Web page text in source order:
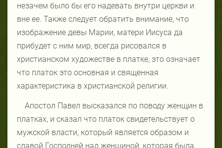
незачем было бы его надевать внутри церкви и
вне ее. Также следует обратить внимание, что
изображение девы Марии, матери Иисуса да
прибудет с ним мир, всегда рисовался в
христианском художестве в платке, это означает
что платок это основная и священная
характеристика в христианской религии.
Апостол Павел высказался по поводу женщин в
платках, и сказал что платок свидетельствует о
мужской власти, который является образом и
славой Господней над женщиной, которая была